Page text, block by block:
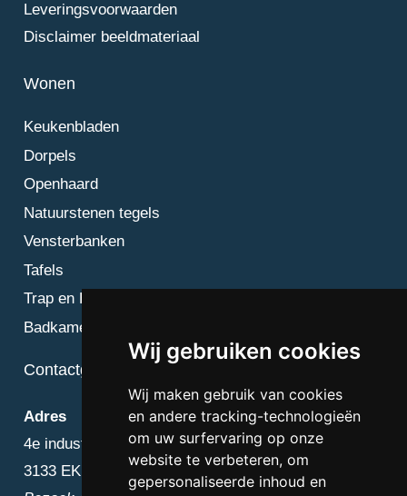
Wij gebruiken cookies
Wij maken gebruik van cookies
en andere tracking-technologieën
om uw surfervaring op onze
website te verbeteren, om
gepersonaliseerde inhoud en
Leveringsvoorwaarden
Disclaimer beeldmateriaal
Wonen
Keukenbladen
Dorpels
Openhaard
Natuurstenen tegels
Vensterbanken
Tafels
Trap en Bordes
Badkamer
Contactgegevens
Adres
4e industriestraat 25
3133 EK Vlaardingen